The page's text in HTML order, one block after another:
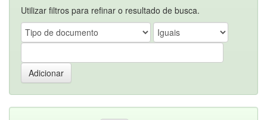
Utilizar filtros para refinar o resultado de busca.